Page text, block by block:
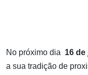
No próximo dia 16 de
a sua tradição de